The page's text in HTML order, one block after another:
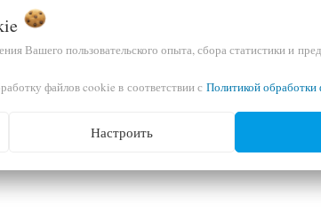
Вашего пользовательского опыта, сбора статистики и
файлов cookie в соответствии с Политикой
Настроить